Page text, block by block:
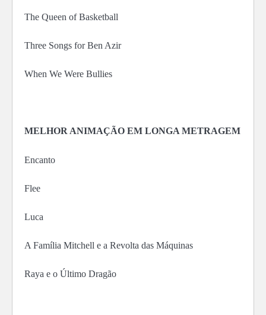
The Queen of Basketball
Three Songs for Ben Azir
When We Were Bullies
MELHOR ANIMAÇÃO EM LONGA METRAGEM
Encanto
Flee
Luca
A Família Mitchell e a Revolta das Máquinas
Raya e o Último Dragão